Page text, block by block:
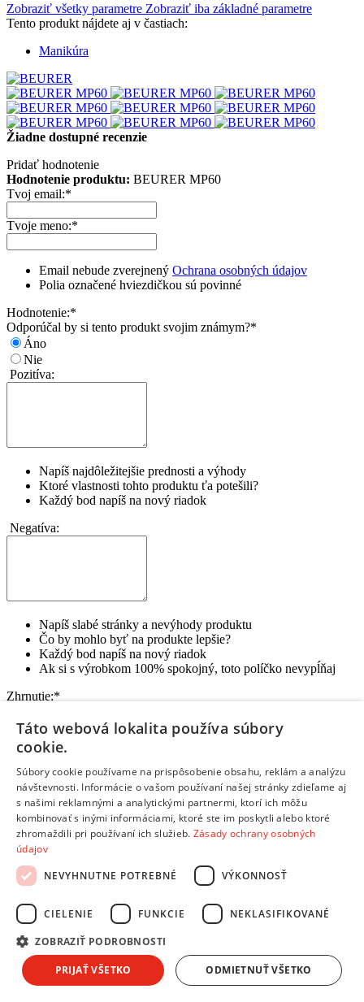
Zobraziť všetky parametre Zobraziť iba základné parametre
Tento produkt nájdete aj v častiach:
Manikúra
Žiadne dostupné recenzie
Pridať hodnotenie
Hodnotenie produktu: BEURER MP60
Tvoj email:*
Tvoje meno:*
Email nebude zverejnený Ochrana osobných údajov
Polia označené hviezdičkou sú povinné
Hodnotenie:*
Odporúčal by si tento produkt svojim známym?*
Áno
Nie
Pozitíva:
Napíš najdôležitejšie prednosti a výhody
Ktoré vlastnosti tohto produktu ťa potešili?
Každý bod napíš na nový riadok
Negatíva:
Napíš slabé stránky a nevýhody produktu
Čo by mohlo byť na produkte lepšie?
Každý bod napíš na nový riadok
Ak si s výrobkom 100% spokojný, toto políčko nevypĺňaj
Zhrnutie:*
Kúpil by si si tento produkt znova? Alebo by si zvažoval iný?
Prečo?
Aký je tvoj celkový pocit z používania produktu?
Na čo je potrebné pri kúpe myslieť?
Pre akého zákazníka je tento produkt vhodný?
Odoslať hodnotenie
Informácie a kontakty
Informácie a kontakty
Andrea Klub
Táto webová lokalita používa súbory
cookie.
Súbory cookie používame na prispôsobenie obsahu, reklám a analýzu
návštevnosti. Informácie o vašom používaní našej stránky zdieľame aj
s našimi reklamnými a analytickými partnermi, ktorí ich môžu
kombinovať s inými informáciami, ktoré ste im poskytli alebo ktoré
zhromaždili pri používaní ich služieb. Zásady ochrany osobných
údajov
NEVYHNUTNE POTREBNÉ
VÝKONNOSŤ
CIELENIE FUNKCIE NEKLASIFIKOVANÉ
ZOBRAZIŤ PODROBNOSTI
PRIJAŤ VŠETKO ODMIETNUŤ VŠETKO